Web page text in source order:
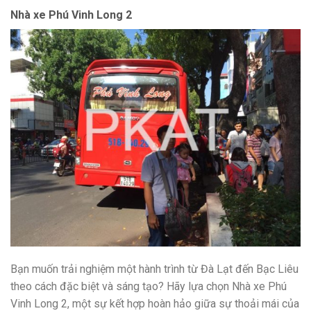
Nhà xe Phú Vinh Long 2
Bạn muốn trải nghiệm một hành trình từ Đà Lạt đến Bạc Liêu
theo cách đặc biệt và sáng tạo? Hãy lựa chọn Nhà xe Phú
Vinh Long 2, một sự kết hợp hoàn hảo giữa sự thoải mái của